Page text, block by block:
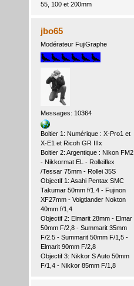
55, 100 et 200mm
jbo65
Modérateur FujiGraphe
Messages: 10364
Boitier 1: Numérique : X-Pro1 et
X-E1 et Ricoh GR IIIx
Boitier 2: Argentique : Nikon FM2
- Nikkormat EL - Rolleiflex
/Tessar 75mm - Rollei 35S
Objectif 1: Asahi Pentax SMC
Takumar 50mm f/1.4 - Fujinon
XF27mm - Voigtlander Nokton
40mm f/1,4
Objectif 2: Elmarit 28mm - Elmar
50mm F/2,8 - Summarit 35mm
F/2.5 - Summarit 50mm F/1,5 -
Elmarit 90mm F/2,8
Objectif 3: Nikkor S Auto 50mm
F/1,4 - Nikkor 85mm F/1,8